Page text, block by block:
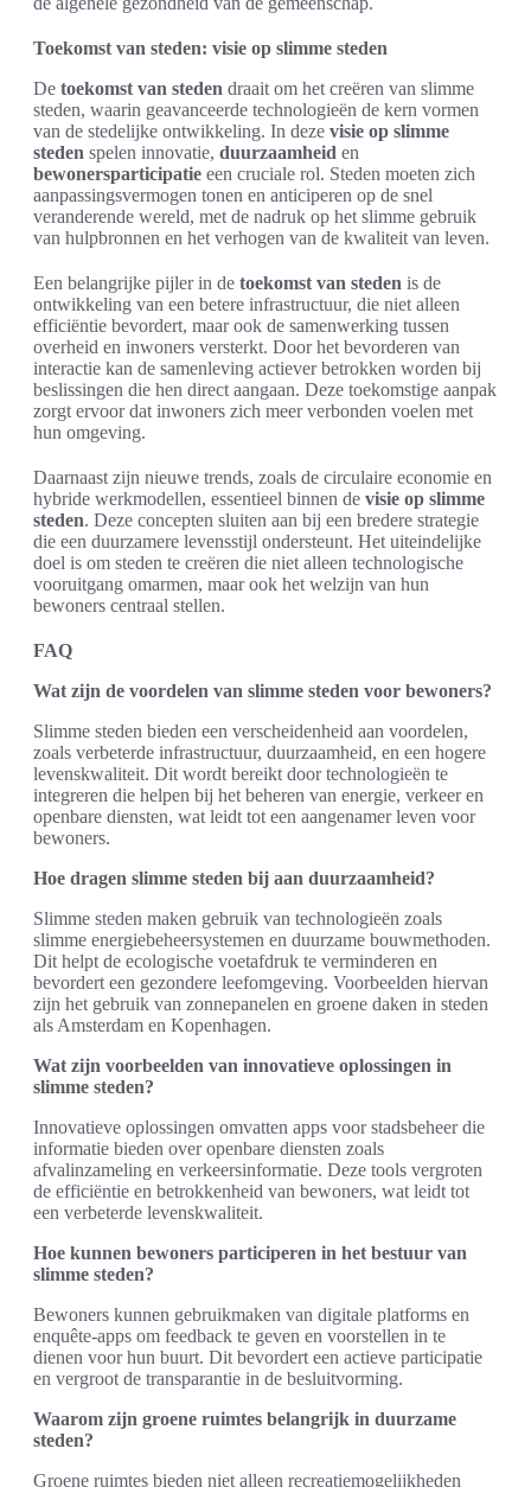
Toekomst van steden: visie op slimme steden
De toekomst van steden draait om het creëren van slimme
steden, waarin geavanceerde technologieën de kern vormen
van de stedelijke ontwikkeling. In deze visie op slimme
steden spelen innovatie, duurzaamheid en
bewonersparticipatie een cruciale rol. Steden moeten zich
aanpassingsvermogen tonen en anticiperen op de snel
veranderende wereld, met de nadruk op het slimme gebruik
van hulpbronnen en het verhogen van de kwaliteit van leven.
Een belangrijke pijler in de toekomst van steden is de
ontwikkeling van een betere infrastructuur, die niet alleen
efficiëntie bevordert, maar ook de samenwerking tussen
overheid en inwoners versterkt. Door het bevorderen van
interactie kan de samenleving actiever betrokken worden bij
beslissingen die hen direct aangaan. Deze toekomstige aanpak
zorgt ervoor dat inwoners zich meer verbonden voelen met
hun omgeving.
Daarnaast zijn nieuwe trends, zoals de circulaire economie en
hybride werkmodellen, essentieel binnen de visie op slimme
steden. Deze concepten sluiten aan bij een bredere strategie
die een duurzamere levensstijl ondersteunt. Het uiteindelijke
doel is om steden te creëren die niet alleen technologische
vooruitgang omarmen, maar ook het welzijn van hun
bewoners centraal stellen.
FAQ
Wat zijn de voordelen van slimme steden voor bewoners?
Slimme steden bieden een verscheidenheid aan voordelen,
zoals verbeterde infrastructuur, duurzaamheid, en een hogere
levenskwaliteit. Dit wordt bereikt door technologieën te
integreren die helpen bij het beheren van energie, verkeer en
openbare diensten, wat leidt tot een aangenamer leven voor
bewoners.
Hoe dragen slimme steden bij aan duurzaamheid?
Slimme steden maken gebruik van technologieën zoals
slimme energiebeheersystemen en duurzame bouwmethoden.
Dit helpt de ecologische voetafdruk te verminderen en
bevordert een gezondere leefomgeving. Voorbeelden hiervan
zijn het gebruik van zonnepanelen en groene daken in steden
als Amsterdam en Kopenhagen.
Wat zijn voorbeelden van innovatieve oplossingen in
slimme steden?
Innovatieve oplossingen omvatten apps voor stadsbeheer die
informatie bieden over openbare diensten zoals
afvalinzameling en verkeersinformatie. Deze tools vergroten
de efficiëntie en betrokkenheid van bewoners, wat leidt tot
een verbeterde levenskwaliteit.
Hoe kunnen bewoners participeren in het bestuur van
slimme steden?
Bewoners kunnen gebruikmaken van digitale platforms en
enquête-apps om feedback te geven en voorstellen in te
dienen voor hun buurt. Dit bevordert een actieve participatie
en vergroot de transparantie in de besluitvorming.
Waarom zijn groene ruimtes belangrijk in duurzame
steden?
Groene ruimtes bieden niet alleen recreatiemogelijkheden